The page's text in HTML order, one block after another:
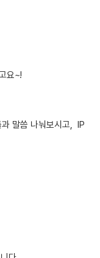
요~!
말씀 나눠보시고, IP